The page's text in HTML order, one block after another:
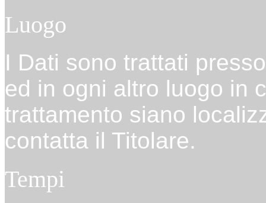
Luogo
I Dati sono trattati
ed in ogni altro luogo in
trattamento siano
contatta il Titolare.
Tempi